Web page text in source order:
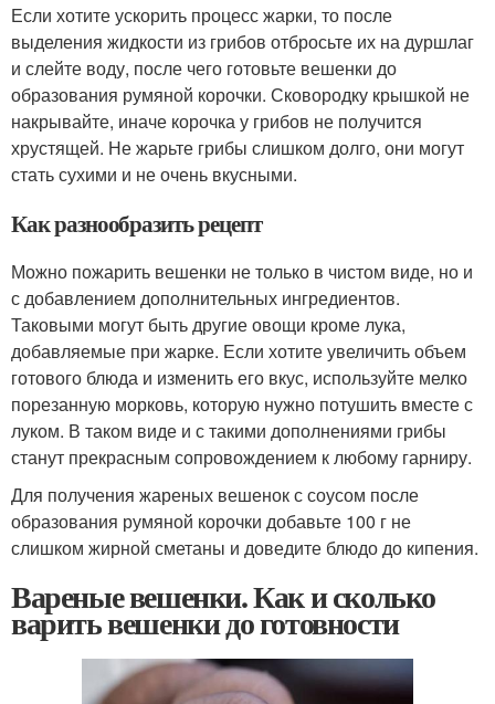
Если хотите ускорить процесс жарки, то после
выделения жидкости из грибов отбросьте их на дуршлаг
и слейте воду, после чего готовьте вешенки до
образования румяной корочки. Сковородку крышкой не
накрывайте, иначе корочка у грибов не получится
хрустящей. Не жарьте грибы слишком долго, они могут
стать сухими и не очень вкусными.
Как разнообразить рецепт
Можно пожарить вешенки не только в чистом виде, но и
с добавлением дополнительных ингредиентов.
Таковыми могут быть другие овощи кроме лука,
добавляемые при жарке. Если хотите увеличить объем
готового блюда и изменить его вкус, используйте мелко
порезанную морковь, которую нужно потушить вместе с
луком. В таком виде и с такими дополнениями грибы
станут прекрасным сопровождением к любому гарниру.
Для получения жареных вешенок с соусом после
образования румяной корочки добавьте 100 г не
слишком жирной сметаны и доведите блюдо до кипения.
Вареные вешенки. Как и сколько
варить вешенки до готовности